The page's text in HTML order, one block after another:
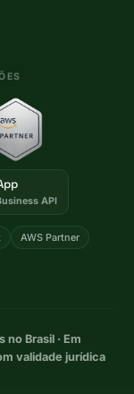
API
AWS Partner
Brasil · Em
validade jurídica